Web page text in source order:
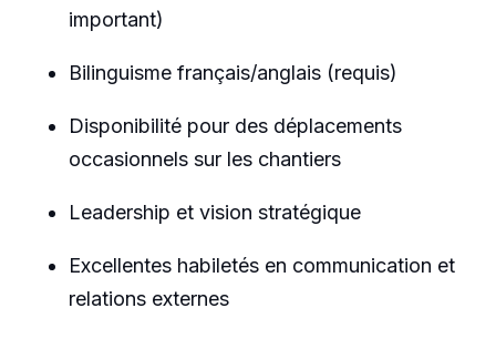
important)
Bilinguisme français/anglais (requis)
Disponibilité pour des déplacements
occasionnels sur les chantiers
Leadership et vision stratégique
Excellentes habiletés en communication et
relations externes